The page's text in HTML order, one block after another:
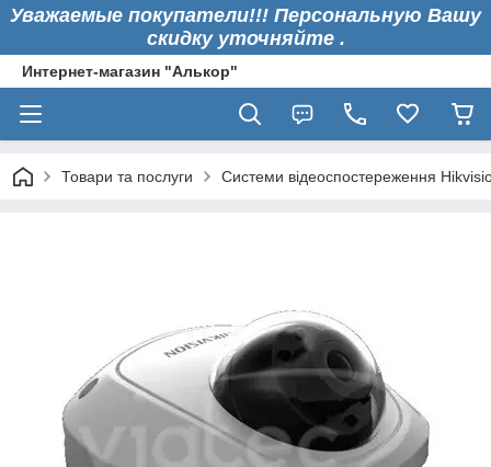
Уважаемые покупатели!!! Персональную Вашу
скидку уточняйте .
Интернет-магазин "Алькор"
Товари та послуги Системи відеоспостереження